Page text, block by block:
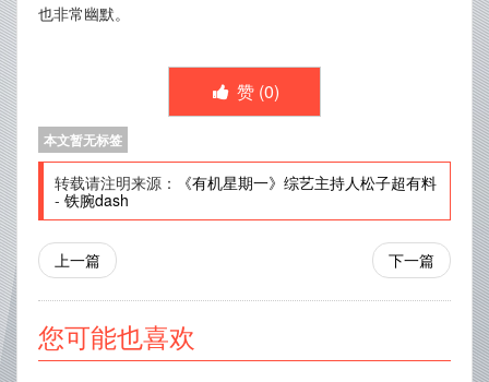
也非常幽默。
赞 (0)
本文暂无标签
转载请注明来源：
《有机星期一》综艺主持人松子超有料
- 铁腕dash
上一篇 下一篇
您可能也喜欢